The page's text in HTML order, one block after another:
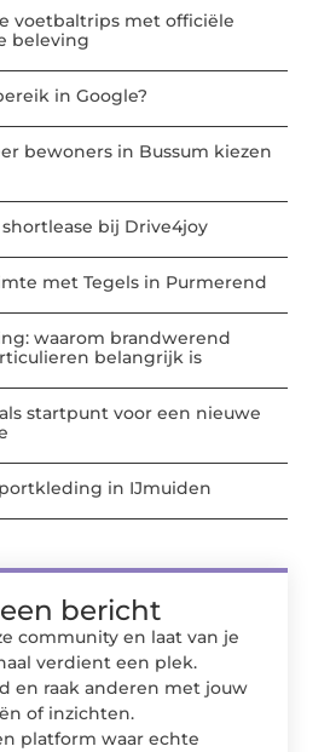
voetbaltrips met officiële
beleving
in Google?
bewoners in Bussum kiezen
bij Drive4joy
met Tegels in Purmerend
waarom brandwerend
belangrijk is
startpunt voor een nieuwe
in IJmuiden
bericht
community en laat van je
verdient een plek.
en raak anderen met jouw
of inzichten.
platform waar echte